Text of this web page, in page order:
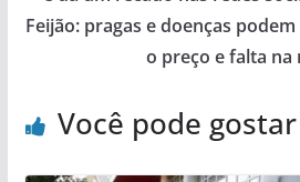
Feijão: pragas e doenças
o preço e falta na
Você pode